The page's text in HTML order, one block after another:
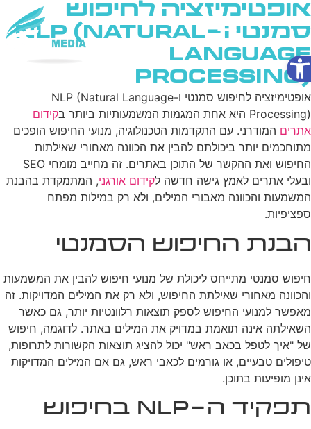
פתח סרגל נגישות
אופטימיזציה לחיפוש
סמנטי ו-NLP (Natural
Language
Processing)
אופטימיזציה לחיפוש סמנטי ו-NLP (Natural Language
Processing) היא אחת המגמות המשמעותיות ביותר ב
קידום
אתרים המודרני. עם התקדמות הטכנולוגיה, מנועי החיפוש הופכים
מתוחכמים יותר ביכולתם להבין את הכוונה מאחורי שאילתות
החיפוש ואת ההקשר של התוכן באתרים. זה מחייב מומחי SEO
ובעלי אתרים לאמץ גישה חדשה לקידום אורגני, המתמקדת בהבנת
המשמעות והכוונה מאבורי המילים, ולא רק במילות מפתח
ספציפיות.
הבנת החיפוש הסמנטי
חיפוש סמנטי מתייחס ליכולת של מנועי חיפוש להבין את המשמעות
והכוונה מאחורי שאילתת החיפוש, ולא רק את המילים המדויקות. זה
מאפשר למנועי החיפוש לספק תוצאות רלוונטיות יותר, גם כאשר
השאילתה אינה תואמת במדויק את המילים באתר. לדוגמה, חיפוש
של "איך לטפל בכאב ראש" יכול להציג תוצאות הקשורות לתרופות,
טיפולים טבעיים, או גורמים לכאבי ראש, גם אם המילים המדויקות
אינן מופיעות בתוכן.
תפקיד ה-NLP בחיפוש